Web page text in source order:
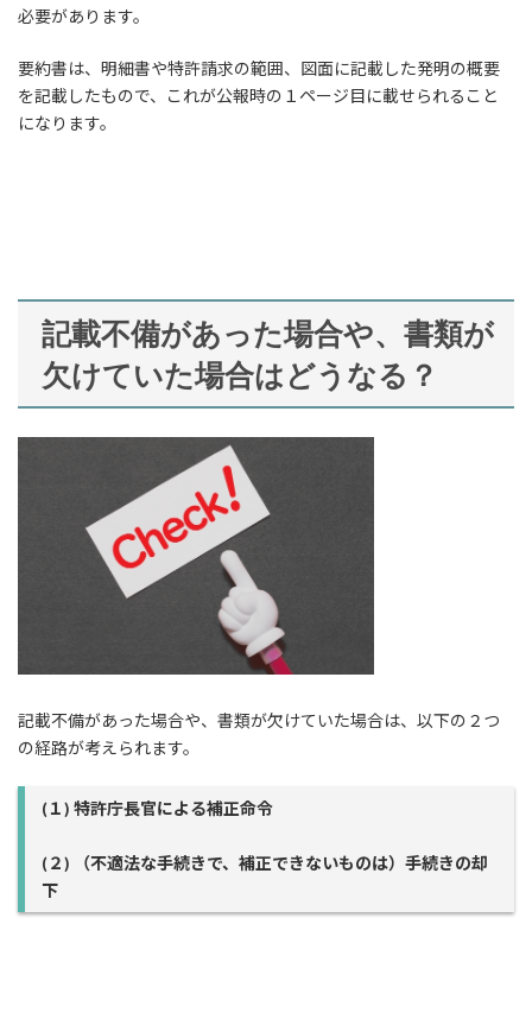
必要があります。
要約書は、明細書や特許請求の範囲、図面に記載した発明の概要
を記載したもので、これが公報時の１ページ目に載せられること
になります。
記載不備があった場合や、書類が
欠けていた場合はどうなる？
記載不備があった場合や、書類が欠けていた場合は、以下の２つ
の経路が考えられます。
(１) 特許庁長官による補正命令
(２) （不適法な手続きで、補正できないものは）手続きの却
下